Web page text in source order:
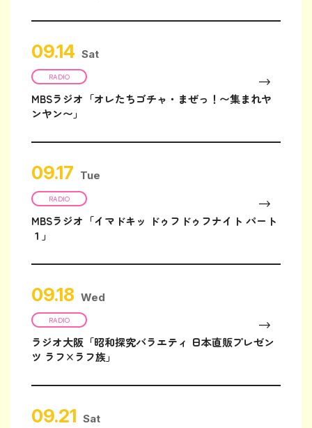
09.14 Sat
RADIO
MBSラジオ「オレたちゴチャ・まぜっ！〜集まれヤ
ンヤン〜」
09.17 Tue
RADIO
MBSラジオ「イマドキッ ドゥフドゥフナイト パート
１」
09.18 Wed
RADIO
ラジオ大阪「昭和探究バラエティ 日本直販プレゼン
ツ ラフ×ラフ族」
09.21 Sat